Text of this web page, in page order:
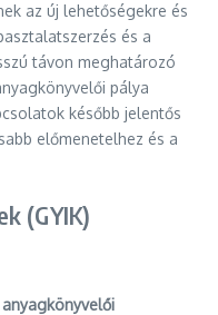
az új lehetőségekre és
és a
távon meghatározó
pálya
később jelentős
előmenetelhez és a
(GYIK)